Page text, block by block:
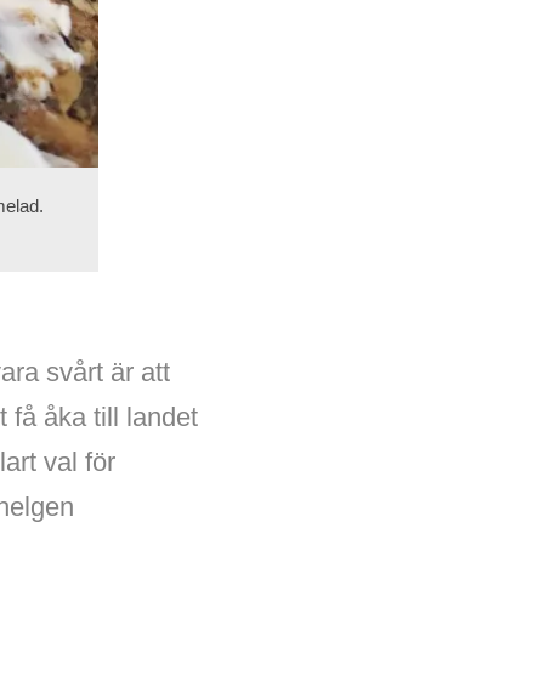
svårt är att
få åka till landet
val för